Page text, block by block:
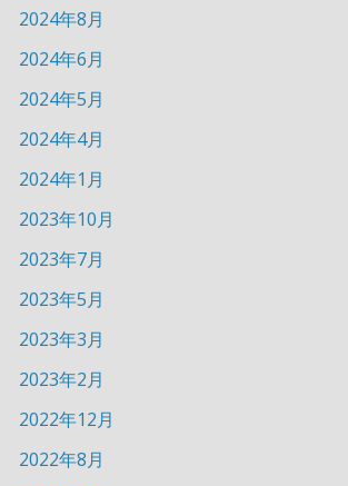
2024年8月
2024年6月
2024年5月
2024年4月
2024年1月
2023年10月
2023年7月
2023年5月
2023年3月
2023年2月
2022年12月
2022年8月